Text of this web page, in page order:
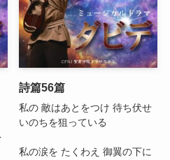
詩篇56篇
私の 敵はあとをつけ 待ち伏せ
いのちを狙っている
私の涙を たくわえ 御翼の下に